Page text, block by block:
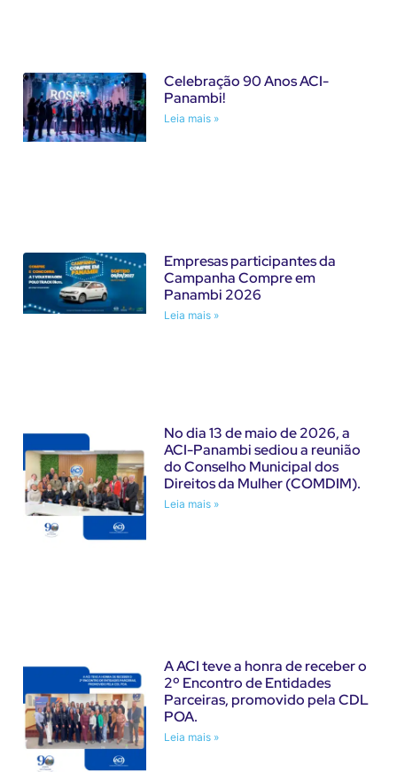
Celebração 90 Anos ACI-
Panambi!
Leia mais »
Empresas participantes da
Campanha Compre em
Panambi 2026
Leia mais »
No dia 13 de maio de 2026, a
ACI-Panambi sediou a reunião
do Conselho Municipal dos
Direitos da Mulher (COMDIM).
Leia mais »
A ACI teve a honra de receber o
2º Encontro de Entidades
Parceiras, promovido pela CDL
POA.
Leia mais »